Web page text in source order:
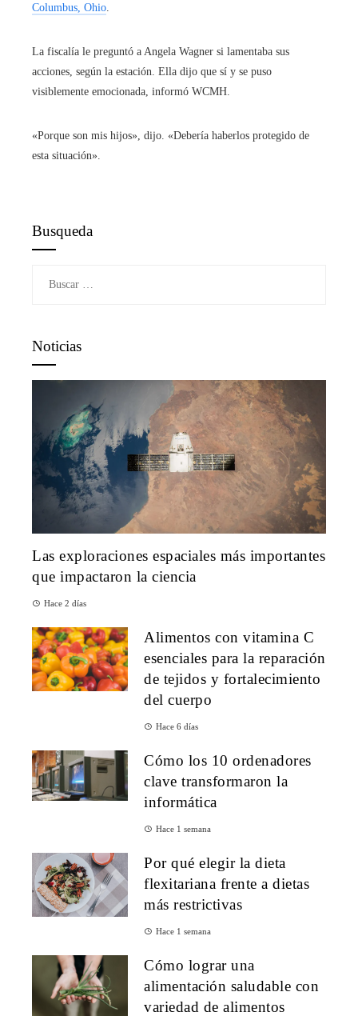
Columbus, Ohio
La fiscalía le preguntó a Angela Wagner si lamentaba sus
acciones, según la estación. Ella dijo que sí y se puso
visiblemente emocionada, informó WCMH.
«Porque son mis hijos», dijo. «Debería haberlos protegido de
esta situación».
Busqueda
Noticias
Las exploraciones espaciales más importantes
que impactaron la ciencia
Hace 2 días
Alimentos con vitamina C
esenciales para la reparación
de tejidos y fortalecimiento
del cuerpo
Hace 6 días
Cómo los 10 ordenadores
clave transformaron la
informática
Hace 1 semana
Por qué elegir la dieta
flexitariana frente a dietas
más restrictivas
Hace 1 semana
Cómo lograr una
alimentación saludable con
variedad de alimentos